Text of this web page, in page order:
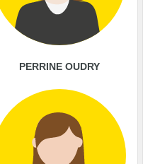
PERRINE OUDRY